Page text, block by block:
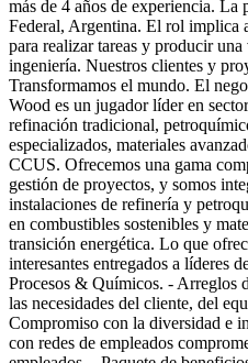
más de 4 años de experiencia. La
Federal, Argentina. El rol implica
para realizar tareas y producir
ingeniería. Nuestros clientes y
Transformamos el mundo. El
Wood es un jugador líder en
refinación tradicional,
especializados, materiales
CCUS. Ofrecemos una gama
gestión de proyectos, y somos
instalaciones de refinería y
en combustibles sostenibles y
transición energética. Lo que
interesantes entregados a líderes
Procesos & Químicos. - Arreglos
las necesidades del cliente, del
Compromiso con la diversidad e
con redes de empleados